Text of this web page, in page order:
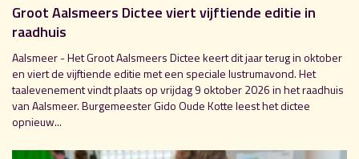
Groot Aalsmeers Dictee viert vijftiende editie in
raadhuis
Aalsmeer - Het Groot Aalsmeers Dictee keert dit jaar terug in oktober
en viert de vijftiende editie met een speciale lustrumavond. Het
taalevenement vindt plaats op vrijdag 9 oktober 2026 in het raadhuis
van Aalsmeer. Burgemeester Gido Oude Kotte leest het dictee
opnieuw...